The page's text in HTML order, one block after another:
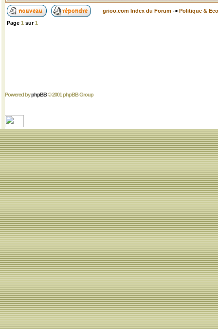
grioo.com Index du Forum -> Politique &
Page 1 sur1
Powered byphpBB© 2001 phpBB Group